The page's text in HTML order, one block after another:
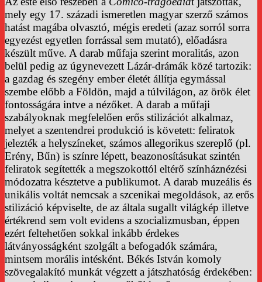
mely egy 17. századi ismeretlen magyar szerző számos
hatást magába olvasztó, mégis eredeti (azaz sorról sorra
egyezést egyetlen forrással sem mutató), előadásra
készült műve. A darab műfaja szerint moralitás, azon
belül pedig az úgynevezett Lázár-drámák közé tartozik:
a gazdag és szegény ember életét állítja egymással
szembe előbb a Földön, majd a túlvilágon, az örök élet
fontosságára intve a nézőket. A darab a műfaji
szabályoknak megfelelően erős stilizációt alkalmaz,
melyet a szentendrei produkció is követett: feliratok
jelezték a helyszíneket, számos allegorikus szereplő (pl.
Erény, Bűn) is színre lépett, beazonosításukat szintén
feliratok segítették a megszokottól eltérő színháznézési
módozatra késztetve a publikumot. A darab muzeális és
unikális voltát nemcsak a szcenikai megoldások, az erős
stilizáció képviselte, de az általa sugallt világkép illetve
értékrend sem volt evidens a szocializmusban, éppen
ezért feltehetően sokkal inkább érdekes
látványosságként szolgált a befogadók számára,
mintsem morális intésként. Békés István komoly
szövegalakító munkát végzett a játszhatóság érdekében: